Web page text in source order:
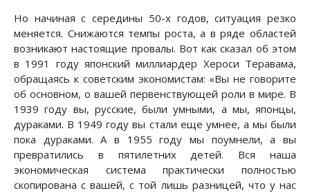
Но начиная с середины 50-х годов, ситуация резко
меняется. Снижаются темпы роста, а в ряде областей
возникают настоящие провалы. Вот как сказал об этом
в 1991 году японский миллиардер Хероси Теравама,
обращаясь к советским экономистам: «Вы не говорите
об основном, о вашей первенствующей роли в мире. В
1939 году вы, русские, были умными, а мы, японцы,
дураками. В 1949 году вы стали еще умнее, а мы были
пока дураками. А в 1955 году мы поумнели, а вы
превратились в пятилетних детей. Вся наша
экономическая система практически полностью
скопирована с вашей, с той лишь разницей, что у нас